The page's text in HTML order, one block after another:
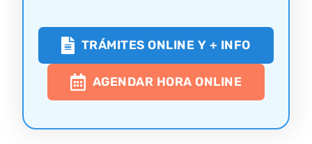
TRÁMITES ONLINE Y + INFO
AGENDAR HORA ONLINE